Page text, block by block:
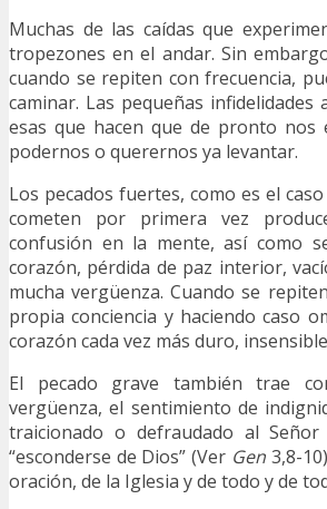
Muchas de las caídas que
tropezones en el andar. Sin
cuando se repiten con frecuencia,
caminar. Las pequeñas
esas que hacen que de pronto nos
podernos o querernos ya levantar.
Los pecados fuertes, como es el
cometen por primera vez
confusión en la mente, así como
corazón, pérdida de paz interior,
mucha vergüenza. Cuando se
propia conciencia y haciendo caso
corazón cada vez más duro,
El pecado grave también trae
vergüenza, el sentimiento de
traicionado o defraudado al
“esconderse de Dios” (Ver Gen3,8-
oración, de la Iglesia y de todo y de